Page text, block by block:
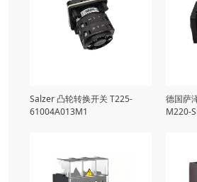
Salzer 凸轮转换开关 T225-
61004A013M1
德国萨
M220-